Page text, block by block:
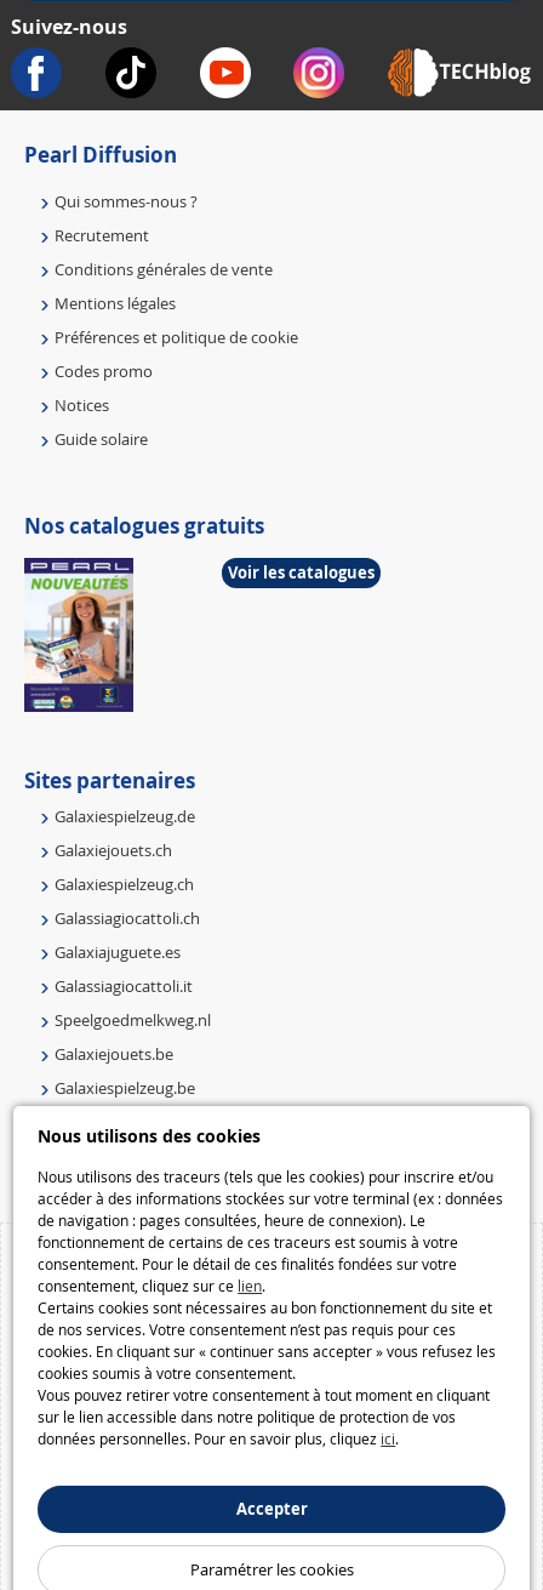
Nous utilisons des cookies
Nous utilisons des traceurs (tels que les cookies) pour inscrire et/ou
accéder à des informations stockées sur votre terminal (ex : données
de navigation : pages consultées, heure de connexion). Le
fonctionnement de certains de ces traceurs est soumis à votre
consentement. Pour le détail de ces finalités fondées sur votre
consentement, cliquez sur ce lien.
Certains cookies sont nécessaires au bon fonctionnement du site et
de nos services. Votre consentement n’est pas requis pour ces
cookies. En cliquant sur « continuer sans accepter » vous refusez les
cookies soumis à votre consentement.
Vous pouvez retirer votre consentement à tout moment en cliquant
sur le lien accessible dans notre politique de protection de vos
données personnelles. Pour en savoir plus, cliquez ici.
Accepter
Paramétrer les cookies
Suivez-nous
Pearl Diffusion
Qui sommes-nous ?
Recrutement
Conditions générales de vente
Mentions légales
Préférences et politique de cookie
Codes promo
Notices
Guide solaire
Nos catalogues gratuits
Voir les catalogues
Sites partenaires
Galaxiespielzeug.de
Galaxiejouets.ch
Galaxiespielzeug.ch
Galassiagiocattoli.ch
Galaxiajuguete.es
Galassiagiocattoli.it
Speelgoedmelkweg.nl
Galaxiejouets.be
Galaxiespielzeug.be